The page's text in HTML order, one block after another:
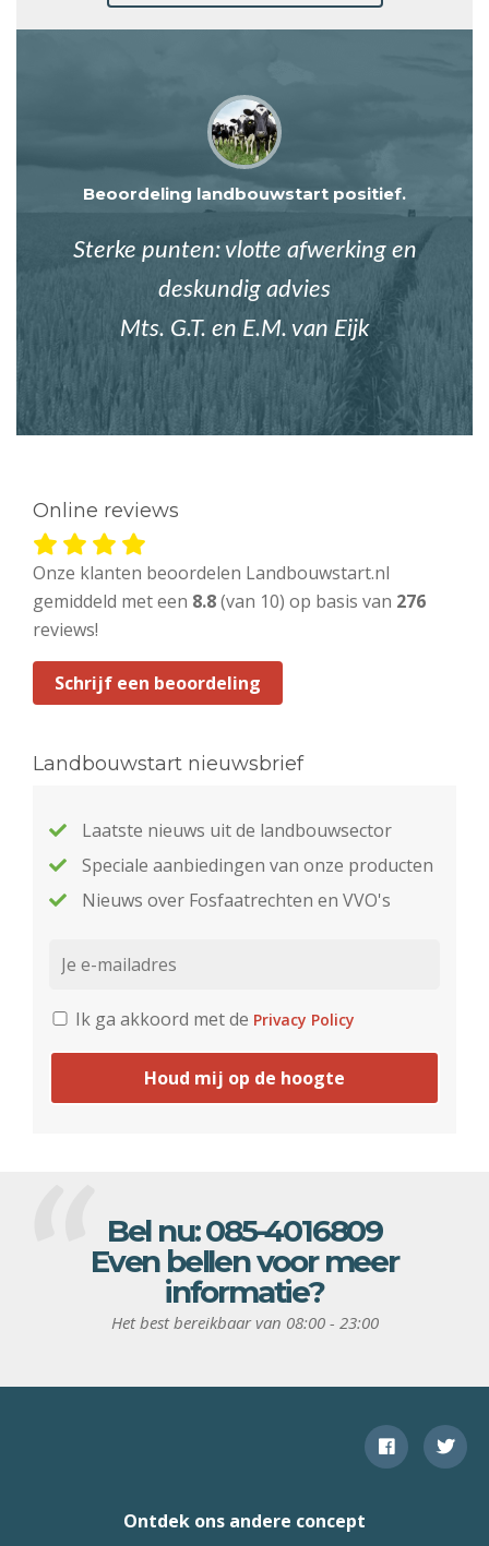
Beoordeling landbouwstart positief.
Sterke punten: vlotte afwerking en
deskundig advies
Mts. G.T. en E.M. van Eijk
Online reviews
Onze klanten beoordelen Landbouwstart.nl
gemiddeld met een 8.8(van 10) op basis van 276
reviews!
Schrijf een beoordeling
Landbouwstart nieuwsbrief
Laatste nieuws uit de landbouwsector
Speciale aanbiedingen van onze producten
Nieuws over Fosfaatrechten en VVO's
Ik ga akkoord met de Privacy Policy
Houd mij op de hoogte
Bel nu:085-4016809
Even bellen voor meer
informatie?
Het best bereikbaar van 08:00 - 23:00
Ontdek ons andere concept